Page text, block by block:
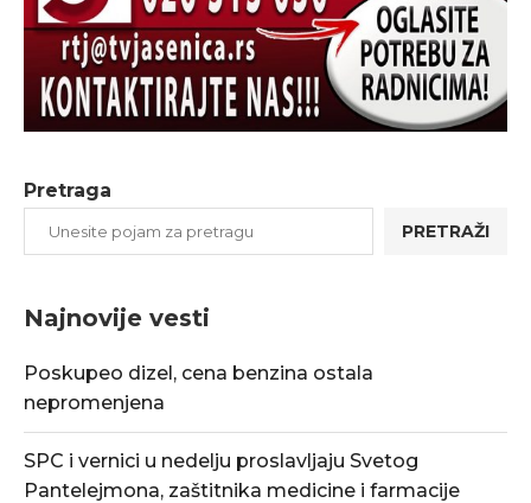
Pretraga
PRETRAŽI
Najnovije vesti
Poskupeo dizel, cena benzina ostala
nepromenjena
SPC i vernici u nedelju proslavljaju Svetog
Pantelejmona, zaštitnika medicine i farmacije